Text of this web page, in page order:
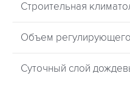
Строительная
Объем
Суточный слой